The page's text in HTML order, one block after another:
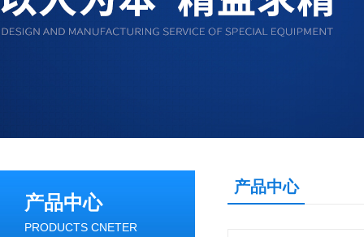
产品中心
PRODUCTS CNETER
产品中心